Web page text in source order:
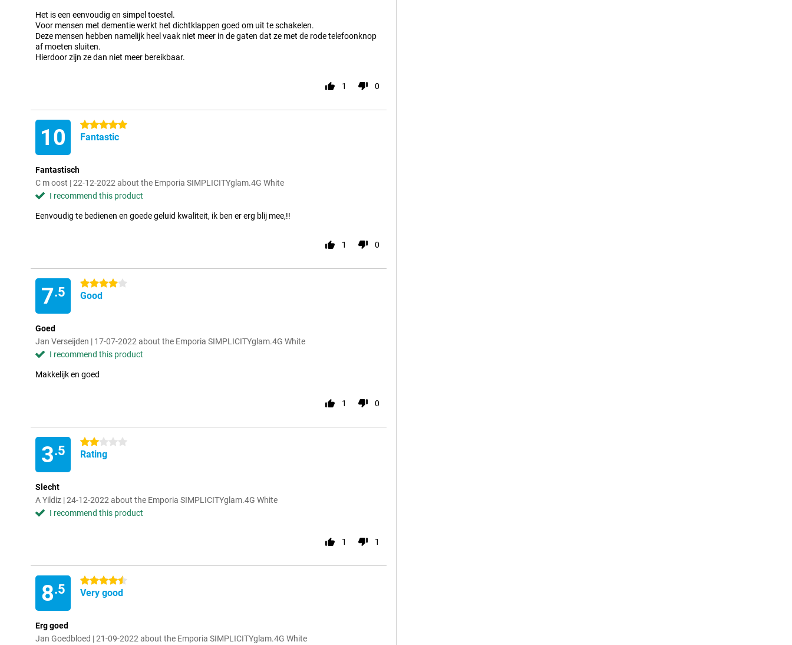
Het is een eenvoudig en simpel toestel.
Voor mensen met dementie werkt het dichtklappen goed om uit te schakelen.
Deze mensen hebben namelijk heel vaak niet meer in de gaten dat ze met de rode telefoonknop
af moeten sluiten.
Hierdoor zijn ze dan niet meer bereikbaar.
1 0
10 5 stars
Fantastic
Fantastisch
C m oost | 22-12-2022 about the Emporia SIMPLICITYglam.4G White
I recommend this product
Eenvoudig te bedienen en goede geluid kwaliteit, ik ben er erg blij mee,!!
1 0
7.5
4 stars
Good
Goed
Jan Verseijden | 17-07-2022 about the Emporia SIMPLICITYglam.4G White
I recommend this product
Makkelijk en goed
1 0
3.5
2 stars
Rating
Slecht
A Yildiz | 24-12-2022 about the Emporia SIMPLICITYglam.4G White
I recommend this product
1 1
8.5
4.5 stars
Very good
Erg goed
Jan Goedbloed | 21-09-2022 about the Emporia SIMPLICITYglam.4G White